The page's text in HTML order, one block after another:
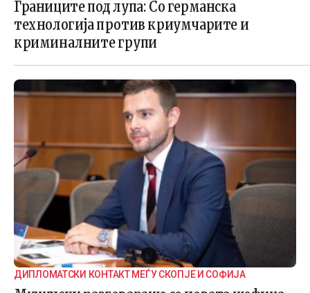
Границите под лупа: Со германска
технологија против криумчарите и
криминалните групи
ДИПЛОМАТСКИ КОНТАКТ МЕЃУ СКОПЈЕ И СОФИЈА